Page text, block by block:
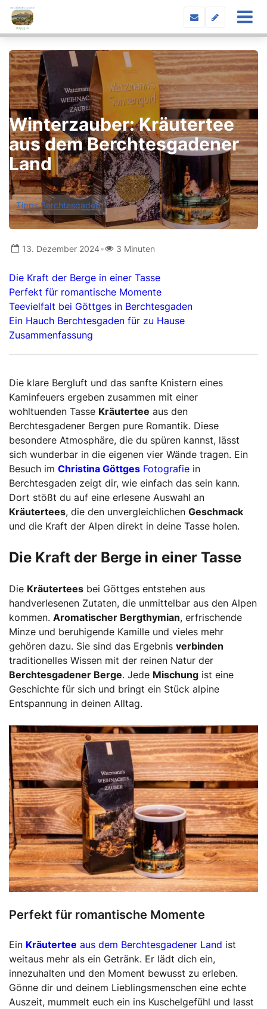
Winterzauber: Kräutertee
aus dem Berchtesgadener
Land
Tipps Berchtesgaden
13. Dezember 2024• 3 Minuten
Die Kraft der Berge in einer Tasse
Perfekt für romantische Momente
Teevielfalt bei Göttges in Berchtesgaden
Ein Hauch Berchtesgaden für zu Hause
Zusammenfassung
Die klare Bergluft und das sanfte Knistern eines
Kaminfeuers ergeben zusammen mit einer
wohltuenden Tasse Kräutertee aus den
Berchtesgadener Bergen pure Romantik. Diese
besondere Atmosphäre, die du spüren kannst, lässt
sich wunderbar in die eigenen vier Wände tragen. Ein
Besuch im Christina Göttges Fotografie in
Berchtesgaden zeigt dir, wie einfach das sein kann.
Dort stößt du auf eine erlesene Auswahl an
Kräutertees, die den unvergleichlichen Geschmack
und die Kraft der Alpen direkt in deine Tasse holen.
Die Kraft der Berge in einer Tasse
Die Kräutertees bei Göttges entstehen aus
handverlesenen Zutaten, die unmittelbar aus den Alpen
kommen. Aromatischer Bergthymian, erfrischende
Minze und beruhigende Kamille und vieles mehr
gehören dazu. Sie sind das Ergebnis verbinden
traditionelles Wissen mit der reinen Natur der
Berchtesgadener Berge. Jede Mischung ist eine
Geschichte für sich und bringt ein Stück alpine
Entspannung in deinen Alltag.
Perfekt für romantische Momente
Ein Kräutertee aus dem Berchtesgadener Land ist
weitaus mehr als ein Getränk. Er lädt dich ein,
innezuhalten und den Moment bewusst zu erleben.
Gönne dir und deinem Lieblingsmenschen eine echte
Auszeit, mummelt euch ein ins Kuschelgefühl und lasst